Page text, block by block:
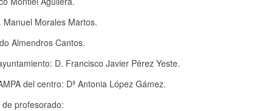
Manuel Morales Martos.
Almendros Cantos.
D. Francisco Javier Pérez Yeste.
del centro: Dª Antonia López Gámez.
profesorado: